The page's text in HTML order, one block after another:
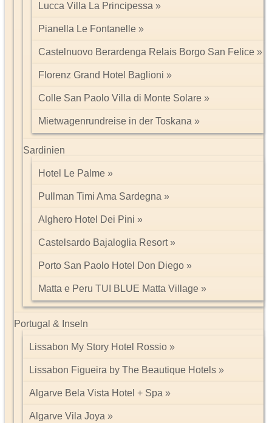
Lucca Villa La Principessa
Pianella Le Fontanelle
Castelnuovo Berardenga Relais Borgo San Felice
Florenz Grand Hotel Baglioni
Colle San Paolo Villa di Monte Solare
Mietwagenrundreise in der Toskana
Sardinien
Hotel Le Palme
Pullman Timi Ama Sardegna
Alghero Hotel Dei Pini
Castelsardo Bajaloglia Resort
Porto San Paolo Hotel Don Diego
Matta e Peru TUI BLUE Matta Village
Portugal & Inseln
Lissabon My Story Hotel Rossio
Lissabon Figueira by The Beautique Hotels
Algarve Bela Vista Hotel + Spa
Algarve Vila Joya